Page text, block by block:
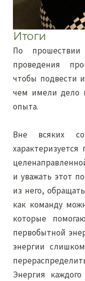
Итоги
По прошествии
проведения
чтобы подвести
чем имели дело
опыта.
Вне всяких
и уважать этот
из него,
как команду
которые
первобытной
энергии
Энергия